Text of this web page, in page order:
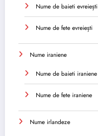
Nume de baieti evreiești
Nume de fete evreiești
Nume iraniene
Nume de baieti iraniene
Nume de fete iraniene
Nume irlandeze